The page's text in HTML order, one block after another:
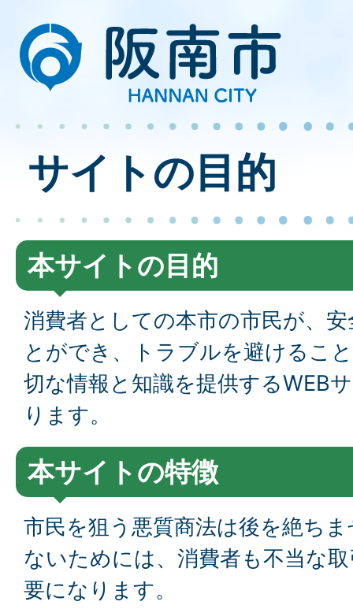
サイトの目的
本サイトの目的
消費者としての本市の市民が、
とができ、トラブルを避けるこ
切な情報と知識を提供するWEB
ります。
本サイトの特徴
市民を狙う悪質商法は後を絶ち
ないためには、消費者も不当な
要になります。